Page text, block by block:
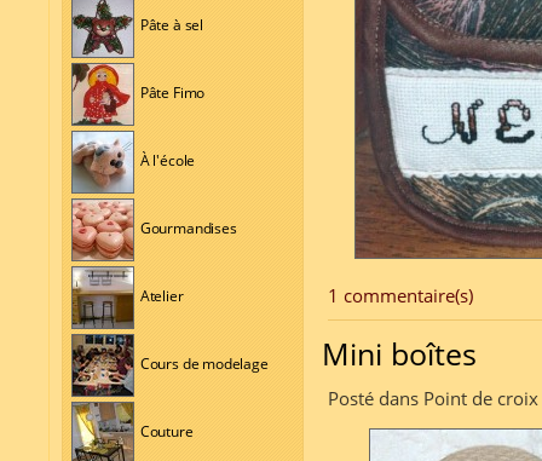
Pâte à sel
Pâte Fimo
À l'école
Gourmandises
Atelier
Cours de modelage
Couture
1 commentaire(s)
Mini boîtes
Posté dans Point de